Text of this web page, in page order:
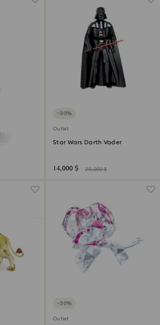
−30%
Outlet
Star Wars Darth Vader
14,000 $ 20,000 $
−30%
Outlet